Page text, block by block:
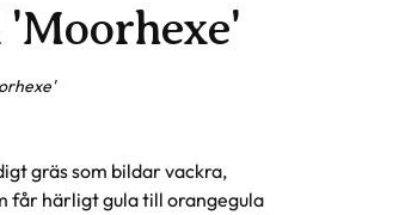
'Moorhexe'
gräs som bildar vackra,
får härligt gula till orangegula